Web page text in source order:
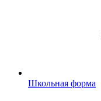
Школьная форма